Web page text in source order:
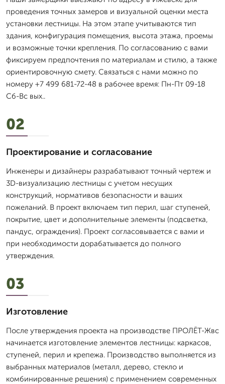
проведения точных замеров и визуальной оценки места
установки лестницы. На этом этапе учитываются тип
здания, конфигурация помещения, высота этажа, проемы
и возможные точки крепления. По согласованию с вами
фиксируем предпочтения по материалам и стилю, а также
ориентировочную смету. Связаться с нами можно по
номеру +7 499 681-72-48 в рабочее время: Пн-Пт 09-18
Сб-Вс вых..
02
Проектирование и согласование
Инженеры и дизайнеры разрабатывают точный чертеж и
3D-визуализацию лестницы с учетом несущих
конструкций, нормативов безопасности и ваших
пожеланий. В проект включаем тип перил, шаг ступеней,
покрытие, цвет и дополнительные элементы (подсветка,
пандус, ограждения). Проект согласовывается с вами и
при необходимости дорабатывается до полного
утверждения.
03
Изготовление
После утверждения проекта на производстве ПРОЛЁТ-Жвс
начинается изготовление элементов лестницы: каркасов,
ступеней, перил и крепежа. Производство выполняется из
выбранных материалов (металл, дерево, стекло и
комбинированные решения) с применением современных